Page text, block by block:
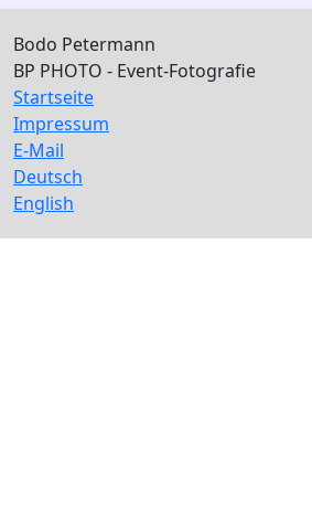
Bodo Petermann
BP PHOTO - Event-Fotografie
Startseite
Impressum
E-Mail
Deutsch
English